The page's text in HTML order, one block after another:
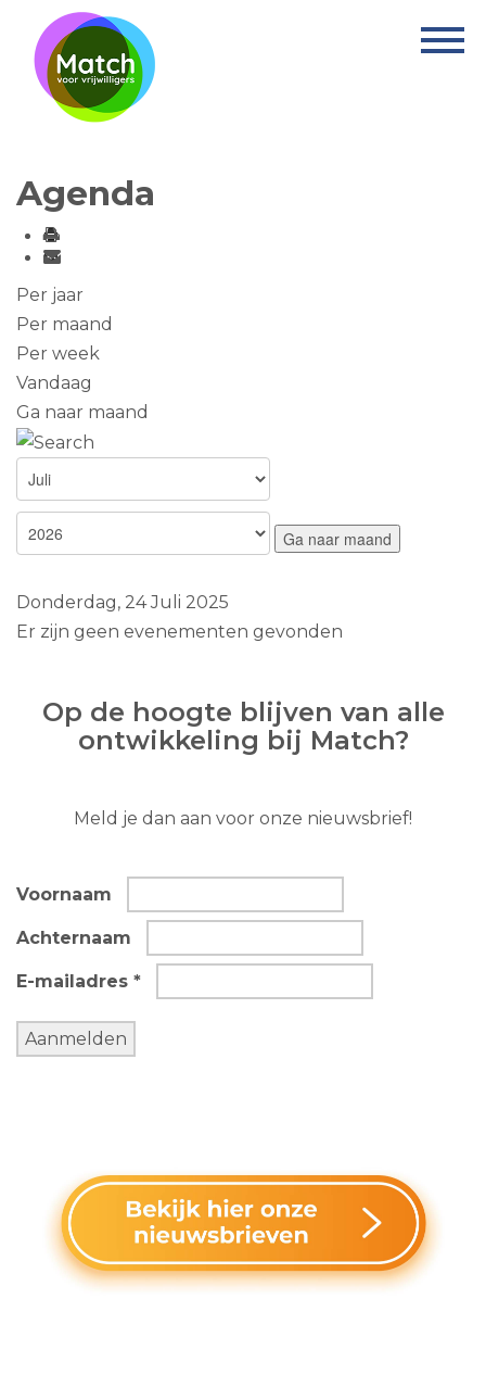
Home
Activiteiten
Informatie
Agenda
Per jaar
Per maand
Per week
Vandaag
Ga naar maand
Ga naar maand
Donderdag, 24 Juli 2025
Er zijn geen evenementen gevonden
Op de hoogte blijven van alle
ontwikkeling bij Match?
Meld je dan aan voor onze nieuwsbrief!
Voornaam
Achternaam
E-mailadres *